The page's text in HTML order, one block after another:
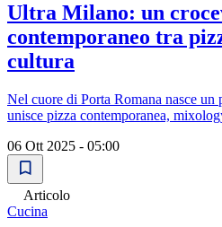
Ultra Milano: un
contemporaneo tra
cultura
Nel cuore di Porta Romana nasce
unisce pizza contemporanea,
06 Ott 2025 - 05:00
Articolo
Cucina